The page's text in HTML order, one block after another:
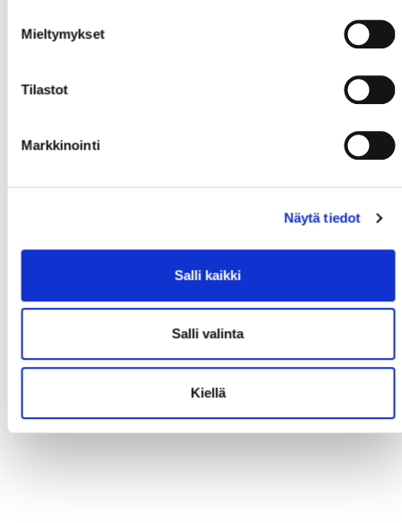
Mieltymykset
Tilastot
Markkinointi
Näytä tiedot
Salli kaikki
Salli valinta
Kiellä